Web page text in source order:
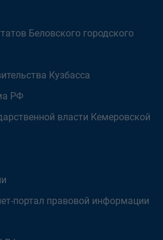
Беловского городского
Кузбасса
РФ
власти Кемеровской
портал правовой информации